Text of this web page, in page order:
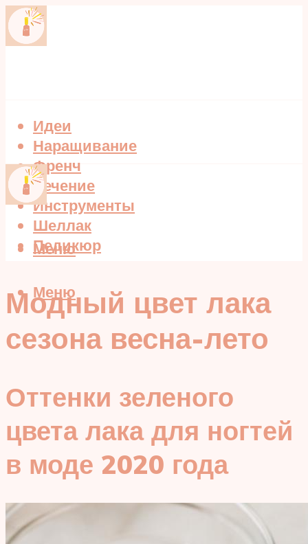
Идеи
Наращивание
Френч
Лечение
Инструменты
Шеллак
Педикюр
Меню
Меню
Модный цвет лака
сезона весна-лето
Оттенки зеленого
цвета лака для ногтей
в моде 2020 года